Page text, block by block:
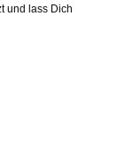
und lass Dich